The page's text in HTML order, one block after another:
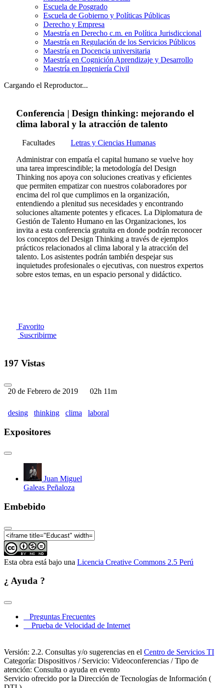
Escuela de Posgrado
Escuela de Gobierno y Políticas Públicas
Derecho y Empresa
Maestría en Derecho c.m. en Política Jurisdiccional
Maestría en Regulación de los Servicios Públicos
Maestría en Docencia universitaria
Maestría en Cognición Aprendizaje y Desarrollo
Maestría en Ingeniería Civil
Cargando el Reproductor...
Conferencia | Design thinking: mejorando el
clima laboral y la atracción de talento
Facultades
Letras y Ciencias Humanas
Administrar con empatía el capital humano se vuelve hoy
una tarea imprescindible; la metodología del Design
Thinking nos apoya con soluciones creativas y eficientes
que permiten empatizar con nuestros colaboradores por
encima del rol que cumplimos en la organización,
entendiendo a plenitud sus necesidades y encontrando
soluciones altamente potentes y eficaces. La Diplomatura de
Gestión de Talento Humano en las Organizaciones, los
invita a esta conferencia gratuita en donde podrán reconocer
los conceptos del Design Thinking a través de ejemplos
prácticos relacionados al clima laboral y la atracción del
talento. Los asistentes podrán también despejar sus
inquietudes profesionales o ejecutivas, con nuestros expertos
sobre estos temas, en un espacio personal y didáctico.
Favorito
Suscribirme
197 Vistas
20 de Febrero de 2019 02h 11m
desing thinking clima laboral
Expositores
Juan Miguel
Galeas Peñaloza
Embebido
Esta obra está bajo una Licencia Creative Commons 2.5 Perú
¿ Ayuda ?
Preguntas Frecuentes
Prueba de Velocidad de Internet
Versión: 2.2. Consultas y/o sugerencias en el Centro de Servicios TI
Categoría: Dispositivos / Servicio: Videoconferencias / Tipo de
atención: Consulta o ayuda en evento
Servicio ofrecido por la Dirección de Tecnologías de Información (